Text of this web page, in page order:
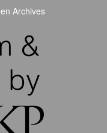
Archives